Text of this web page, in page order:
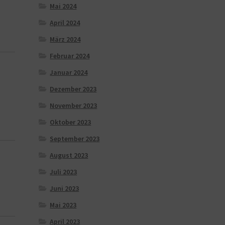
Mai 2024
April 2024
März 2024
Februar 2024
Januar 2024
Dezember 2023
November 2023
Oktober 2023
September 2023
August 2023
Juli 2023
Juni 2023
Mai 2023
April 2023